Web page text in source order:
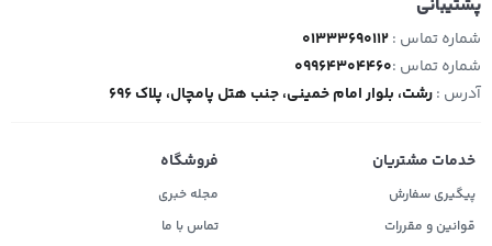
پشتیبانی
شماره تماس :01333690112
شماره تماس :09964304460
آدرس :رشت، بلوار امام خمینی، جنب هتل پامچال، پلاک 696
خدمات مشتریان
پیگیری سفارش
قوانین و مقررات
فروشگاه
مجله خبری
تماس با ما